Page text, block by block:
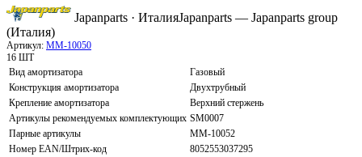
Japanparts · ИталияJapanparts — Japanparts group
(Италия)
Артикул: MM-10050
16 ШТ
Вид амортизатора
Газовый
Конструкция амортизатора
Двухтрубный
Крепление амортизатора
Верхний стержень
Артикулы рекомендуемых комплектующих SM0007
Парные артикулы
MM-10052
Номер EAN/Штрих-код
8052553037295